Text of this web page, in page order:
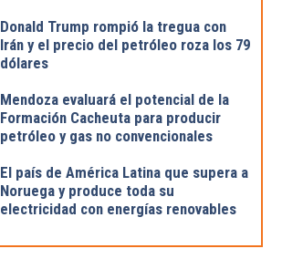
Donald Trump rompió la tregua con
Irán y el precio del petróleo roza los 79
dólares
Mendoza evaluará el potencial de la
Formación Cacheuta para producir
petróleo y gas no convencionales
El país de América Latina que supera a
Noruega y produce toda su
electricidad con energías renovables